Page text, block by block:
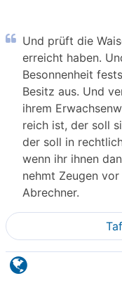
Und prüft die
erreicht haben.
Besonnenheit
Besitz aus. Und
ihrem
reich ist, der soll
der soll in
wenn ihr ihnen
nehmt Zeugen
Abrechner.